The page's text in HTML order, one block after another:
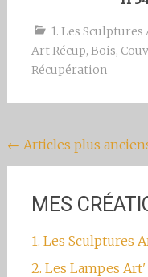
1. Les Sculptures
Art Récup, Bois,
Récupération
Navigation
au
sein
articles
← Articles plus
MES
1. Les Sculptures
2. Les Lampes Art'